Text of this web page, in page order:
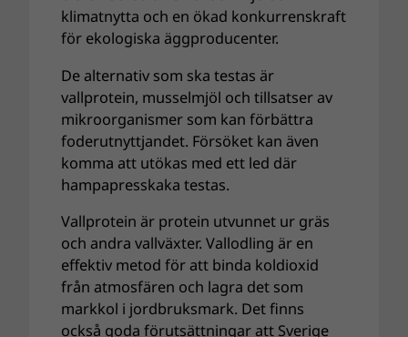
klimatnytta och en ökad konkurrenskraft
för ekologiska äggproducenter.
De alternativ som ska testas är
vallprotein, musselmjöl och tillsatser av
mikroorganismer som kan förbättra
foderutnyttjandet. Försöket kan även
komma att utökas med ett led där
hampapresskaka testas.
Vallprotein är protein utvunnet ur gräs
och andra vallväxter. Vallodling är en
effektiv metod för att binda koldioxid
från atmosfären och lagra det som
markkol i jordbruksmark. Det finns
också goda förutsättningar att Sverige